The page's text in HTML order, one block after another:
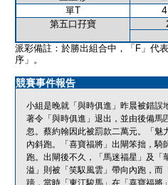
單T
第五口孖寶
派彩備註：於勝出組合中，「F」代
序」。
競賽事件報告
小組是晚就「與時俱進」昨晨被錯
著令「與時俱進」退出，並由後備馬
忽。蔡約翰因此被罰款二萬元。「魅
內斜跑。「喜寶福將」出閘笨拙，
跑。出閘後不久，「馬迷福星」及
溢」則被「笑馭風雲」帶向內跑，而
蹄，當時「東江駿馬」在「喜寶福將